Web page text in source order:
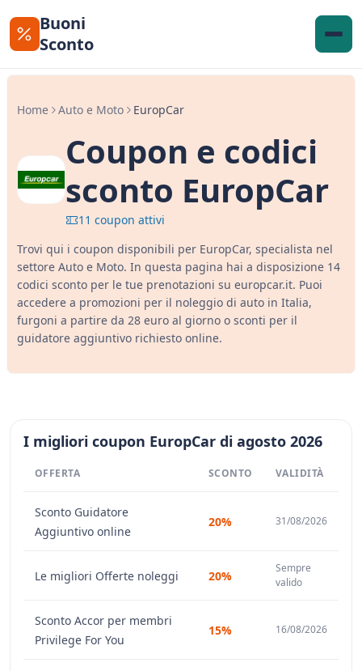
Buoni
Sconto
Home Auto e Moto EuropCar
Coupon e codici
sconto EuropCar
11 coupon attivi
Trovi qui i coupon disponibili per EuropCar, specialista nel
settore Auto e Moto. In questa pagina hai a disposizione 14
codici sconto per le tue prenotazioni su europcar.it. Puoi
accedere a promozioni per il noleggio di auto in Italia,
furgoni a partire da 28 euro al giorno o sconti per il
guidatore aggiuntivo richiesto online.
I migliori coupon EuropCar di agosto 2026
OFFERTA SCONTO VALIDITÀ
Sconto Guidatore
Aggiuntivo online
20% 31/08/2026
Le migliori Offerte noleggi 20%
Sempre
valido
Sconto Accor per membri
Privilege For You
15% 16/08/2026